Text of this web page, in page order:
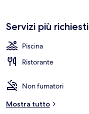
Servizi più richiesti
Piscina
Ristorante
Non fumatori
Mostra tutto